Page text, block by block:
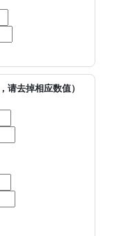
请去掉相应数值）